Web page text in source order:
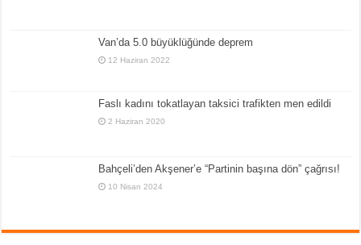
Van’da 5.0 büyüklüğünde deprem
12 Haziran 2022
Faslı kadını tokatlayan taksici trafikten men edildi
2 Haziran 2020
Bahçeli’den Akşener’e “Partinin başına dön” çağrısı!
10 Nisan 2024